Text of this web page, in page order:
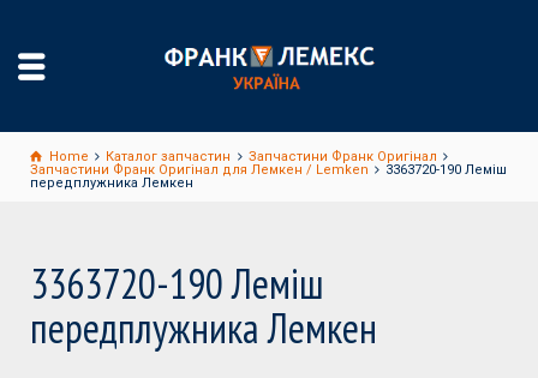
Home Каталог запчастин
Запчастини Франк Оригінал
Запчастини Франк Оригінал для Лемкен / Lemken
3363720-190 Леміш
передплужника Лемкен
3363720-190 Леміш
передплужника Лемкен